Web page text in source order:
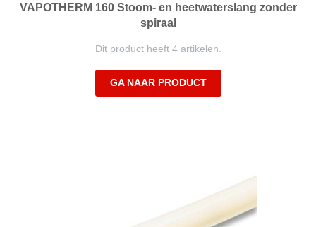
VAPOTHERM 160 Stoom- en heetwaterslang zonder
spiraal
Dit product heeft 4 artikelen.
GA NAAR PRODUCT